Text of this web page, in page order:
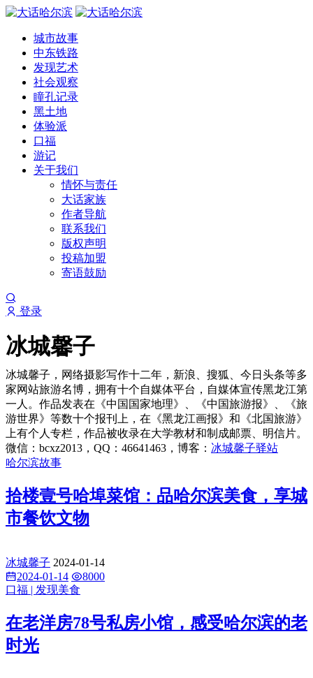
城市故事
中东铁路
发现艺术
社会观察
瞳孔记录
黑土地
体验派
口福
游记
关于我们
情怀与责任
大话家族
作者导航
联系我们
版权声明
投稿加盟
寄语鼓励
登录
冰城馨子
冰城馨子，网络摄影写作十二年，新浪、搜狐、今日头条等多
家网站旅游名博，拥有十个自媒体平台，自媒体宣传黑龙江第
一人。作品发表在《中国国家地理》、《中国旅游报》、《旅
游世界》等数十个报刊上，在《黑龙江画报》和《北国旅游》
上有个人专栏，作品被收录在大学教材和制成邮票、明信片。
微信：bcxz2013，QQ：46641463，博客： 冰城馨子驿站
哈尔滨故事
拾楼壹号哈埠菜馆：品哈尔滨美食，享城
市餐饮文物
冰城馨子 2024-01-14
2024-01-14
8000
口福 | 发现美食
在老洋房78号私房小馆，感受哈尔滨的老
时光